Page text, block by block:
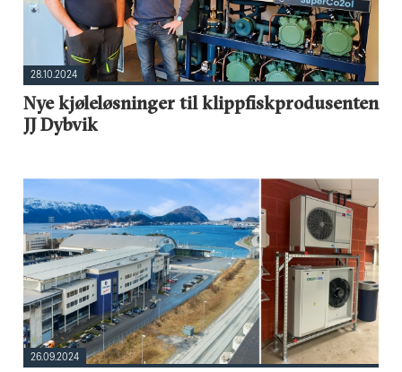
28.10.2024
Nye kjøleløsninger til klippfiskprodusenten
JJ Dybvik
26.09.2024